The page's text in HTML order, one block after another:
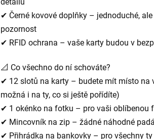
✔ Černé kovové doplňky – jednoduché,
pozornost
✔ RFID ochrana – vaše karty budou v
📐 Co všechno do ní schováte?
✔ 12 slotů na karty – budete mít místo na
možná i na ty, co si ještě pořídíte)
✔ 1 okénko na fotku – pro vaši oblíbenou
✔ Mincovník na zip – žádné náhodné
✔ Přihrádka na bankovky – pro všechny